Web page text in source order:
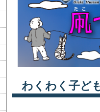
わくわく子ど